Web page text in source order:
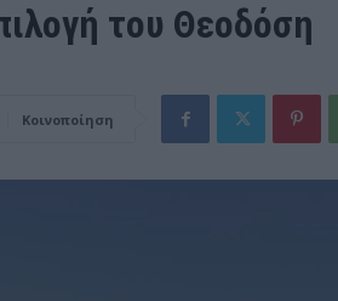
του Θεοδόση
Κοινοποίηση